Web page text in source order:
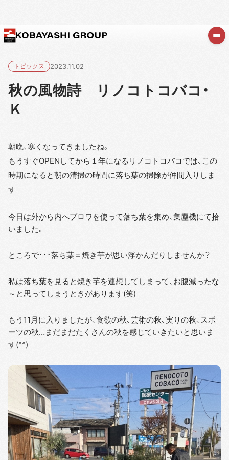
トピックス 2023.11.02
秋の風物詩 リノコトコバコ・
Ｋ
朝晩、寒くなってきましたね。
もうすぐOPENしてから１年になるリノコトコバコでは、この
時期になると朝の清掃の時間に落ち葉の掃除が仲間入りしま
す
今日は外から内へブロワを使って落ち葉を集め、集塵機にて拾
いました。
ところで･･･落ち葉＝焼き芋が思い浮かんだりしませんか？
私は落ち葉を見ると焼き芋を連想してしまって、お腹減ったな
～と思ってしまうときがあります(笑)
もう11月に入りましたが、食欲の秋、芸術の秋、実りの秋、スポ
ーツの秋…まだまだたくさんの秋を感じていきたいと思いま
す(^^)